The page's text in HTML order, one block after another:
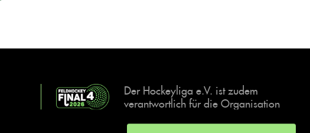
Der Hockeyliga e.V. ist zudem
verantwortlich für die Organisation
Events, der deutschen Hockey-